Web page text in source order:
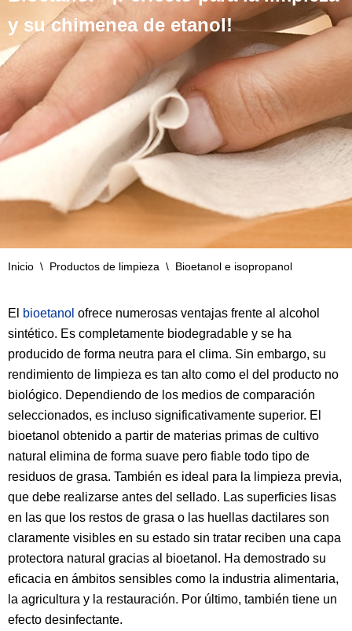
y su chimenea de etanol!
Inicio \ Productos de limpieza \ Bioetanol e isopropanol
El bioetanol ofrece numerosas ventajas frente al alcohol
sintético. Es completamente biodegradable y se ha
producido de forma neutra para el clima. Sin embargo, su
rendimiento de limpieza es tan alto como el del producto no
biológico. Dependiendo de los medios de comparación
seleccionados, es incluso significativamente superior. El
bioetanol obtenido a partir de materias primas de cultivo
natural elimina de forma suave pero fiable todo tipo de
residuos de grasa. También es ideal para la limpieza previa,
que debe realizarse antes del sellado. Las superficies lisas
en las que los restos de grasa o las huellas dactilares son
claramente visibles en su estado sin tratar reciben una capa
protectora natural gracias al bioetanol. Ha demostrado su
eficacia en ámbitos sensibles como la industria alimentaria,
la agricultura y la restauración. Por último, también tiene un
efecto desinfectante.